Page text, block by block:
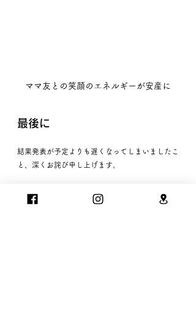
ママ友との笑顔のエネルギーが安産に
最後に
結果発表が予定よりも遅くなってしまいましたこ
と、深くお詫び申し上げます。
ますので、ぜひご覧ください。